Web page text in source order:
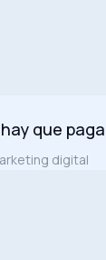
que
digital